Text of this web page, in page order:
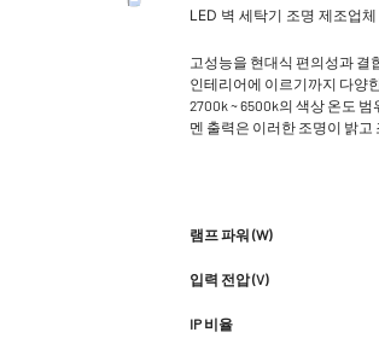
LED 벽 세탁기 조명 제조업
고성능을 현대식 편의성과 결
인테리어에 이르기까지 다양
2700k ~ 6500k의 색상 온도
멘 출력은 이러한 조명이 밝
램프 파워 (W)
입력 전압 (V)
IP 비율